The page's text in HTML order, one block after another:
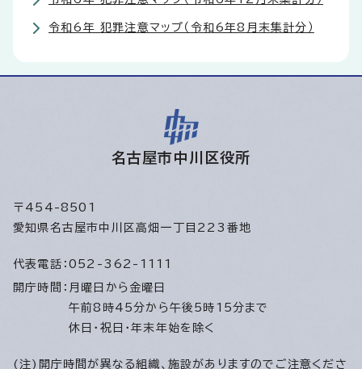
令和6年 犯罪注意マップ（令和6年8月末集計分）
名古屋市中川区役所
〒454-8501
愛知県名古屋市中川区高畑一丁目223番地
代表電話： 052-362-1111
開庁時間： 月曜日から金曜日
午前8時45分から午後5時15分まで
休日・祝日・年末年始を除く
(注)開庁時間が異なる組織、施設がありますのでご注意くださ